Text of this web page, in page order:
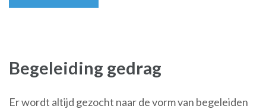
Begeleiding gedrag
Er wordt altijd gezocht naar de vorm van begeleiden